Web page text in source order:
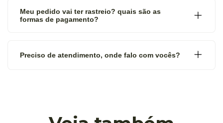
Meu pedido vai ter rastreio? quais são as
formas de pagamento?
Preciso de atendimento, onde falo com vocês?